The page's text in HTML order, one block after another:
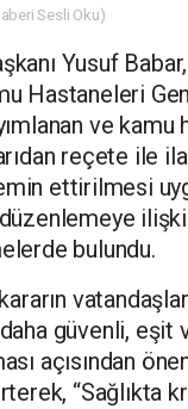
Sesli Oku)
Yusuf
Hastaneleri
ve
reçete ile
ettirilmesi
bulundu.
güvenli, eşit
açısından
“Sağlıkta